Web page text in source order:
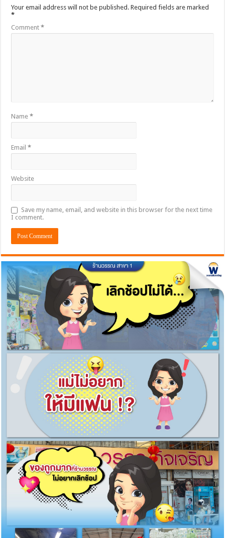
Your email address will not be published. Required fields are marked
*
Comment*
Name*
Email*
Website
Save my name, email, and website in this browser for the next time
I comment.